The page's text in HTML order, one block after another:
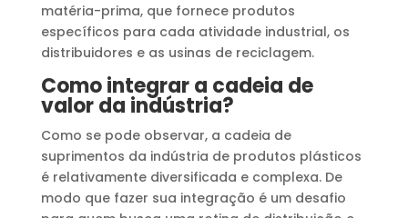
matéria-prima, que fornece produtos
específicos para cada atividade industrial, os
distribuidores e as usinas de reciclagem.
Como integrar a cadeia de
valor da indústria?
Como se pode observar, a cadeia de
suprimentos da indústria de produtos plásticos
é relativamente diversificada e complexa. De
modo que fazer sua integração é um desafio